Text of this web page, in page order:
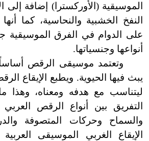
الموسيقية (الأوركسترا) إضافة إلى
النفخ الخشبية والنحاسية، كما
على الدوام في الفرق الموسيقية
أنواعها وجنسياتها.
وتعتمد موسيقى الرقص أساساً
يبث فيها الحيوية. ويطبع الإيقاع
ليتناسب مع هدفه ومعناه، وهذا
التفريق بين أنواع الرقص العربي
والسماح وحركات المتصوفة
الإيقاع الغربي الموسيقى